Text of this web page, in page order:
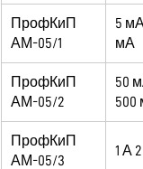
ПрофКиП
АМ-05/1
5
мА
ПрофКиП
АМ-05/2
50
500
ПрофКиП
АМ-05/3
1 А